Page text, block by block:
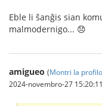
Eble li ŝanĝis sian
malmodernigo... 😞
amigueo (Montri la
2024-novembro-27 15:20:11